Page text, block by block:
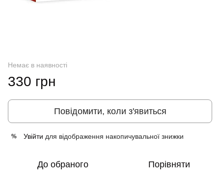
Немає в наявності
330 грн
Повідомити, коли з'явиться
% Увійти для відображення накопичувальної знижки
До обраного Порівняти